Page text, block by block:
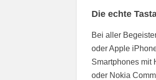
Die echte
Bei aller
oder Apple
Smartphones mit
oder Nokia